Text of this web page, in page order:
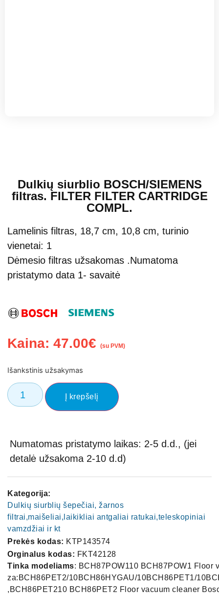
Dulkių siurblio BOSCH/SIEMENS
filtras. FILTER FILTER CARTRIDGE
COMPL.
Lamelinis filtras, 18,7 cm, 10,8 cm, turinio
vienetai: 1
Dėmesio filtras užsakomas .Numatoma
pristatymo data 1- savaitė
Kaina: 47.00€ (su PVM)
Išankstinis užsakymas
Į krepšelį
Numatomas pristatymo laikas: 2-5 d.d., (jei
detalė užsakoma 2-10 d.d)
Kategorija:
Dulkių siurblių šepečiai, žarnos
filtrai,maišeliai,laikikliai antgaliai ratukai,teleskopiniai
vamzdžiai ir kt
Prekės kodas: KTP143574
Orginalus kodas: FKT42128
Tinka modeliams: BCH87POW110 BCH87POW1 Floor
za:BCH86PET2/10BCH86HYGAU/10BCH86PET1/
,BCH86PET210 BCH86PET2 Floor vacuum cleaner